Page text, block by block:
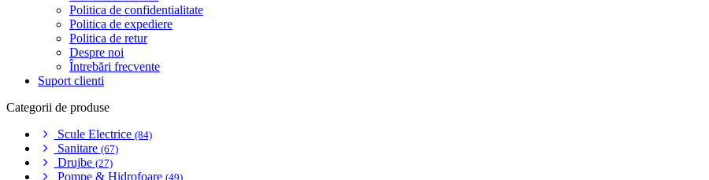
Politica de confidentialitate
Politica de expediere
Politica de retur
Despre noi
Întrebări frecvente
Suport clienti
Categorii de produse
Scule Electrice (84)
Sanitare (67)
Drujbe (27)
Pompe & Hidrofoare (49)